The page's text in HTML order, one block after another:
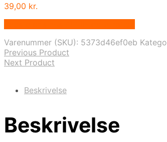
39,00 kr.
Varenummer (SKU): 5373d46ef0eb
Previous Product
Next Product
Beskrivelse
Beskrivelse